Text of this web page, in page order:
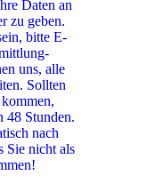
Daten an
zu geben.
bitte E-
uns, alle
Sollten
48 Stunden.
nach
Sie nicht als